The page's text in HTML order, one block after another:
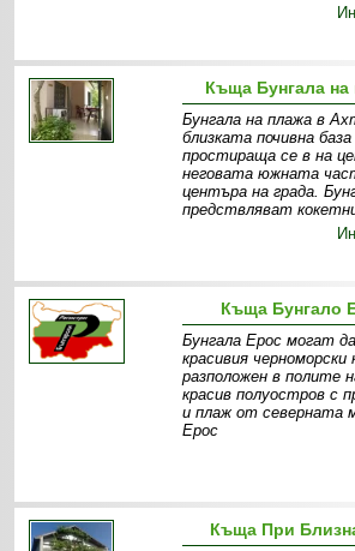
Къща Бунгала на
Бунгала на плажа в
близката почивна
простираща се в на
неговата южната
центъра на града.
предствляват
Къща Бунгало
Бунгала Ерос могат
красивия
разположен в полите
красив полуостров с
и плаж от северната
Ерос
Къща При